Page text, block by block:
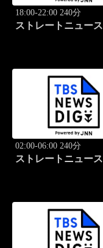
18:00-22:00 240分
ストレートニュース
02:00-06:00 240分
ストレートニュース